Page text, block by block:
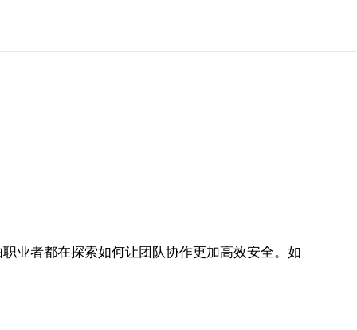
业者都在探索如何让团队协作更加高效安全。如